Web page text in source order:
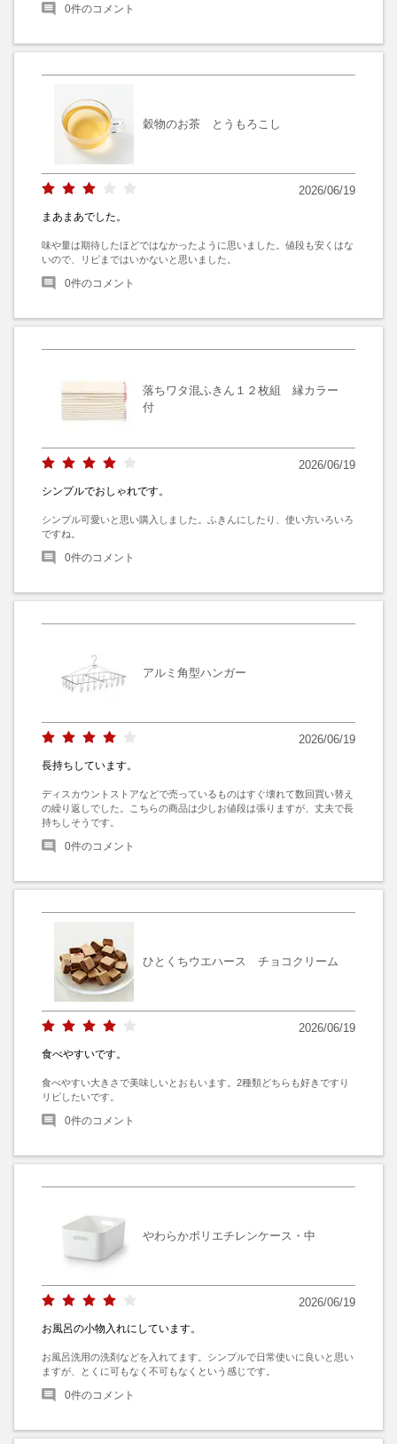
0件のコメント
穀物のお茶 とうもろこし
2026/06/19
まあまあでした。
味や量は期待したほどではなかったように思いました。値段も安くはな
いので、リピまではいかないと思いました。
0件のコメント
落ちワタ混ふきん１２枚組 縁カラー
付
2026/06/19
シンプルでおしゃれです。
シンプル可愛いと思い購入しました。ふきんにしたり、使い方いろいろ
ですね。
0件のコメント
アルミ角型ハンガー
2026/06/19
長持ちしています。
ディスカウントストアなどで売っているものはすぐ壊れて数回買い替え
の繰り返しでした。こちらの商品は少しお値段は張りますが、丈夫で長
持ちしそうです。
0件のコメント
ひとくちウエハース チョコクリーム
2026/06/19
食べやすいです。
食べやすい大きさで美味しいとおもいます。2種類どちらも好きですり
リピしたいです。
0件のコメント
やわらかポリエチレンケース・中
2026/06/19
お風呂の小物入れにしています。
お風呂洗用の洗剤などを入れてます。シンプルで日常使いに良いと思い
ますが、とくに可もなく不可もなくという感じです。
0件のコメント